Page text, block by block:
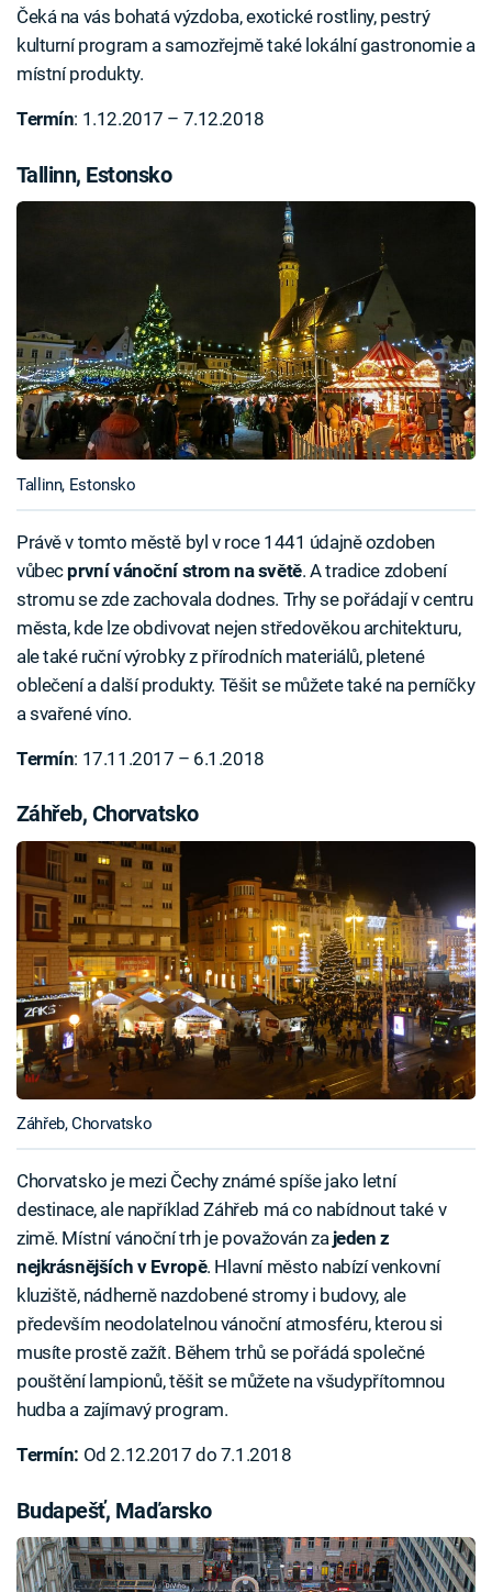
Čeká na vás bohatá výzdoba, exotické rostliny, pestrý
kulturní program a samozřejmě také lokální gastronomie a
místní produkty.
Termín: 1.12.2017 – 7.12.2018
Tallinn, Estonsko
Tallinn, Estonsko
Právě v tomto městě byl v roce 1441 údajně ozdoben
vůbec první vánoční strom na světě. A tradice zdobení
stromu se zde zachovala dodnes. Trhy se pořádají v centru
města, kde lze obdivovat nejen středověkou architekturu,
ale také ruční výrobky z přírodních materiálů, pletené
oblečení a další produkty. Těšit se můžete také na perníčky
a svařené víno.
Termín: 17.11.2017 – 6.1.2018
Záhřeb, Chorvatsko
Záhřeb, Chorvatsko
Chorvatsko je mezi Čechy známé spíše jako letní
destinace, ale například Záhřeb má co nabídnout také v
zimě. Místní vánoční trh je považován zajeden z
nejkrásnějších v Evropě. Hlavní město nabízí venkovní
kluziště, nádherně nazdobené stromy i budovy, ale
především neodolatelnou vánoční atmosféru, kterou si
musíte prostě zažít. Během trhů se pořádá společné
pouštění lampionů, těšit se můžete na všudypřítomnou
hudba a zajímavý program.
Termín: Od 2.12.2017 do 7.1.2018
Budapešť, Maďarsko